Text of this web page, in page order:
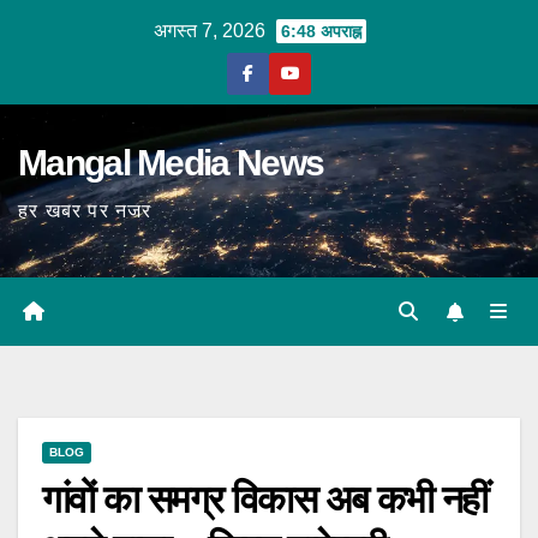
अगस्त 7, 2026 6:48 अपराह्न
Mangal Media News
हर खबर पर नजर
BLOG
गांवों का समग्र विकास अब कभी नहीं